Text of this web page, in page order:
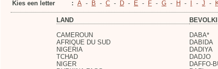
Kies een letter
: A - B - C - D - E - F - G - H - - J -
LAND
CAMEROUN
DABA*
AFRIQUE DU SUD
DABIDA
NIGERIA
DADIYA
TCHAD
DADJO
NIGER
DAFFO-